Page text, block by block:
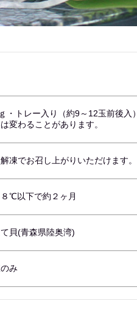
・トレー入り（約9～12玉前後入）
変わることがあります。
凍でお召し上がりいただけます。
８℃以下で約２ヶ月
貝(青森県陸奥湾)
み